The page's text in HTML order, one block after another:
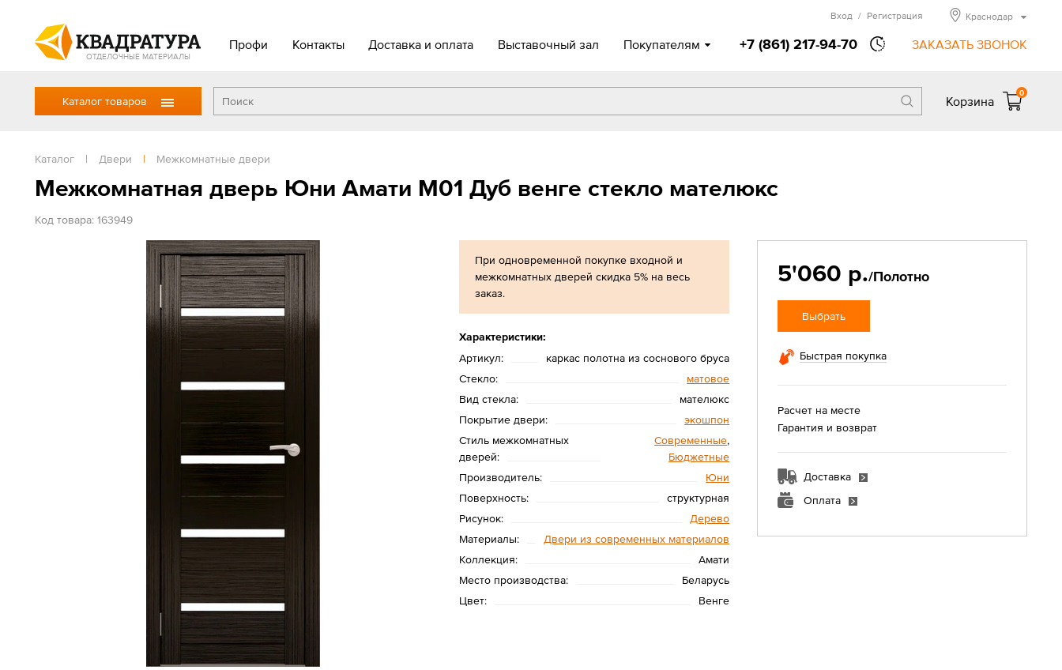
ОТДЕЛОЧНЫЕ МАТЕРИАЛЫ
Профи Контакты Доставка и оплата Выставочный зал Покупателям +7 (861) 217-94-70 ЗАКАЗАТЬ ЗВОНОК
Вход / Регистрация Краснодар
Каталог товаров Корзина
0
Каталог | Двери | Межкомнатные двери
Межкомнатная дверь Юни Амати М01 Дуб венге стекло мателюкс
Код товара: 163949
При одновременной покупке входной и
межкомнатных дверей скидка 5% на весь
заказ.
Характеристики:
Артикул:
каркас полотна из соснового бруса
Стекло:
матовое
Вид стекла:
мателюкс
Покрытие двери:
экошпон
Стиль межкомнатных
дверей:
Современные,
Бюджетные
Производитель:
Юни
Поверхность:
структурная
Рисунок:
Дерево
Материалы:
Двери из современных материалов
Коллекция:
Амати
Место производства:
Беларусь
Цвет:
Венге
5'060 р./Полотно
Выбрать
Быстрая покупка
Расчет на месте
Гарантия и возврат
Доставка
Оплата